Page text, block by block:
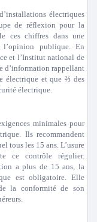
électriques
de réflexion pour la
ces chiffres dans une
l’opinion publique. En
et l’Institut national de
d’information rappellant
électrique et que ⅔ des
électrique.
minimales pour
Ils recommandent
tous les 15 ans. L’usure
ce contrôle régulier.
a plus de 15 ans, la
est obligatoire. Elle
la conformité de son